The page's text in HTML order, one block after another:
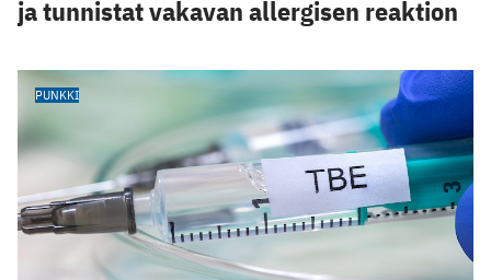
ja tunnistat vakavan allergisen reaktion
PUNKKI